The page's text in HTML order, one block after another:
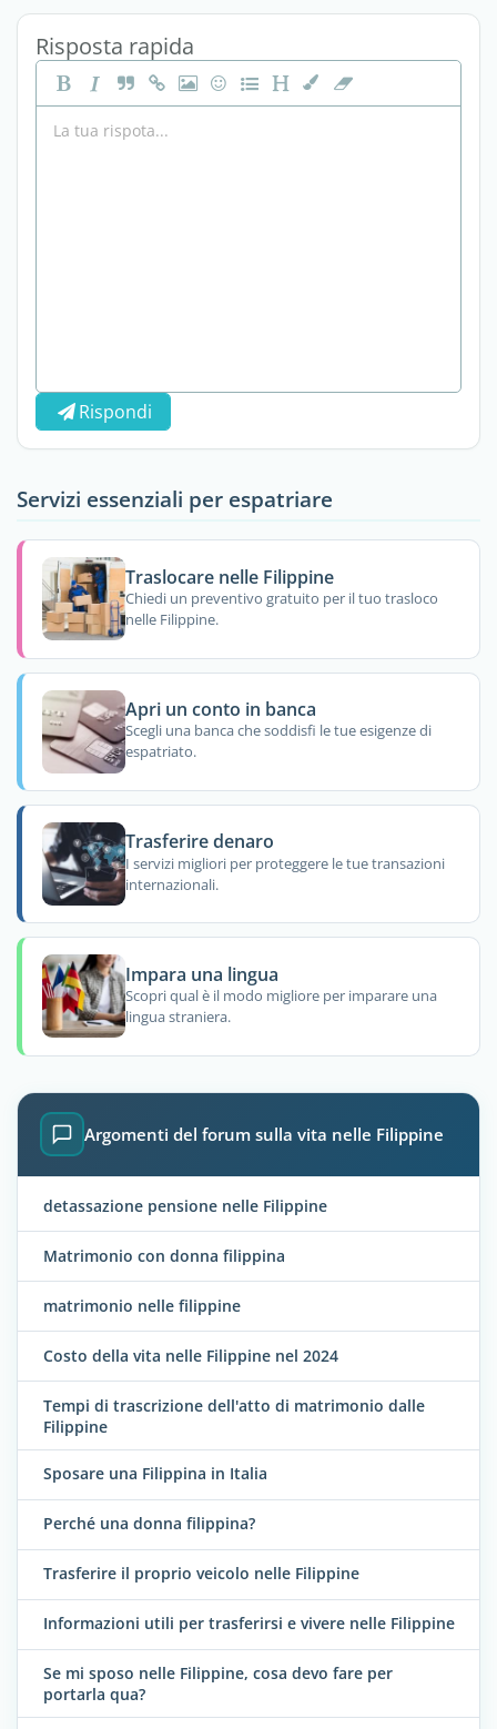
Risposta rapida
Rispondi
Servizi essenziali per espatriare
Traslocare nelle Filippine
Chiedi un preventivo gratuito per il tuo trasloco
nelle Filippine.
Apri un conto in banca
Scegli una banca che soddisfi le tue esigenze di
espatriato.
Trasferire denaro
I servizi migliori per proteggere le tue transazioni
internazionali.
Impara una lingua
Scopri qual è il modo migliore per imparare una
lingua straniera.
Argomenti del forum sulla vita nelle Filippine
detassazione pensione nelle Filippine
Matrimonio con donna filippina
matrimonio nelle filippine
Costo della vita nelle Filippine nel 2024
Tempi di trascrizione dell'atto di matrimonio dalle
Filippine
Sposare una Filippina in Italia
Perché una donna filippina?
Trasferire il proprio veicolo nelle Filippine
Informazioni utili per trasferirsi e vivere nelle Filippine
Se mi sposo nelle Filippine, cosa devo fare per
portarla qua?